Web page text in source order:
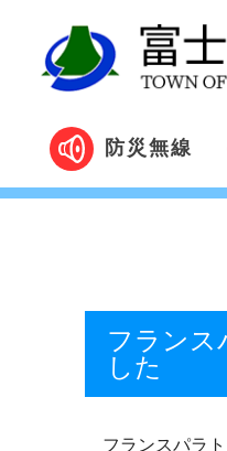
防災無線
フランス
した
フランスパラト